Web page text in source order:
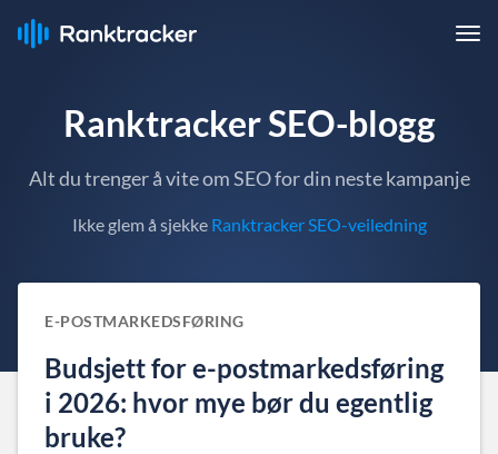
Ranktracker SEO-blogg
Alt du trenger å vite om SEO for din neste kampanje
Ikke glem å sjekke Ranktracker SEO-veiledning
E-POSTMARKEDSFØRING
Budsjett for e-postmarkedsføring
i 2026: hvor mye bør du egentlig
bruke?